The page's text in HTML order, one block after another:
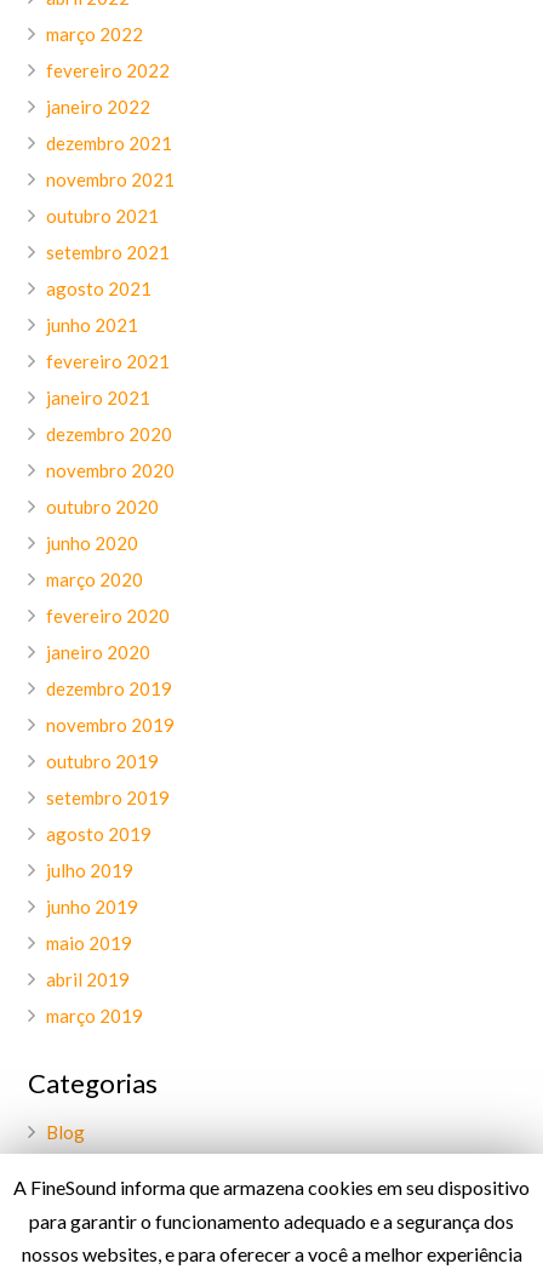
março 2022
fevereiro 2022
janeiro 2022
dezembro 2021
novembro 2021
outubro 2021
setembro 2021
agosto 2021
junho 2021
fevereiro 2021
janeiro 2021
dezembro 2020
novembro 2020
outubro 2020
junho 2020
março 2020
fevereiro 2020
janeiro 2020
dezembro 2019
novembro 2019
outubro 2019
setembro 2019
agosto 2019
julho 2019
junho 2019
maio 2019
abril 2019
março 2019
Categorias
Blog
A FineSound informa que armazena cookies em seu dispositivo
para garantir o funcionamento adequado e a segurança dos
nossos websites, e para oferecer a você a melhor experiência